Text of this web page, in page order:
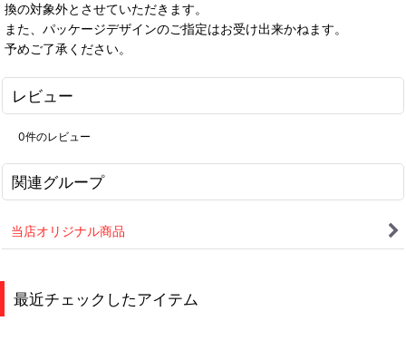
換の対象外とさせていただきます。
また、パッケージデザインのご指定はお受け出来かねます。
予めご了承ください。
レビュー
0件のレビュー
関連グループ
当店オリジナル商品
最近チェックしたアイテム